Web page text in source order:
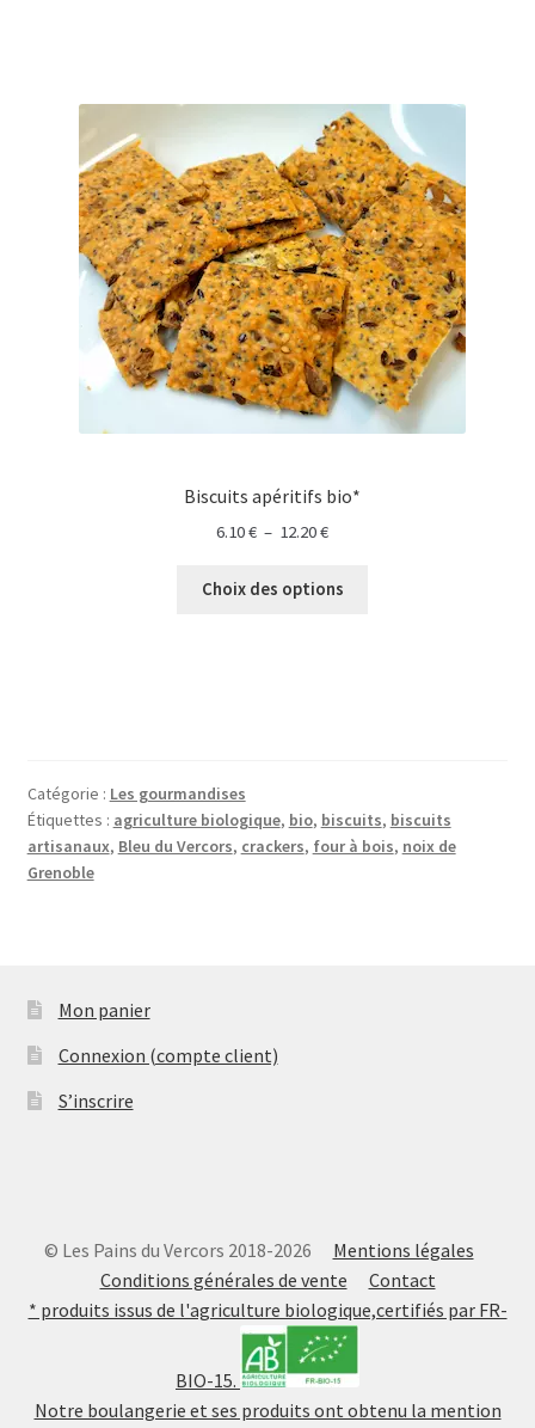
Biscuits apéritifs bio*
6.10€ – 12.20€Plage
prix :
Choix des options
Catégorie : Les gourmandises
Étiquettes : agriculture biologique, bio, biscuits, biscuits
artisanaux, Bleu du Vercors, crackers, four à bois, noix de
Grenoble
Mon panier
Connexion (compte client)
S’inscrire
© Les Pains du Vercors 2018-2026 Mentions légales
Conditions générales de vente
Contact
* produits issus de l'agriculture biologique,certifiés par FR-
BIO-15.
Notre boulangerie et ses produits ont obtenu la mention